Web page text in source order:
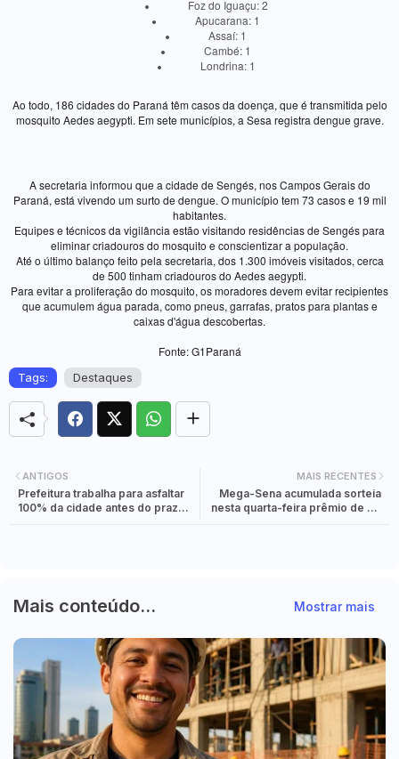
Foz do Iguaçu: 2
Apucarana: 1
Assaí: 1
Cambé: 1
Londrina: 1
Ao todo, 186 cidades do Paraná têm casos da doença, que é transmitida pelo
mosquito Aedes aegypti. Em sete municípios, a Sesa registra dengue grave.
A secretaria informou que a cidade de Sengés, nos Campos Gerais do
Paraná, está vivendo um surto de dengue. O município tem 73 casos e 19 mil
habitantes.
Equipes e técnicos da vigilância estão visitando residências de Sengés para
eliminar criadouros do mosquito e conscientizar a população.
Até o último balanço feito pela secretaria, dos 1.300 imóveis visitados, cerca
de 500 tinham criadouros do Aedes aegypti.
Para evitar a proliferação do mosquito, os moradores devem evitar recipientes
que acumulem água parada, como pneus, garrafas, pratos para plantas e
caixas d'água descobertas.
Fonte: G1Paraná
Tags: Destaques
MAIS RECENTES
Mega-Sena acumulada sorteia
nesta quarta-feira prêmio de R$
ANTIGOS
Prefeitura trabalha para asfaltar
100% da cidade antes do prazo
Mais conteúdo... Mostrar mais